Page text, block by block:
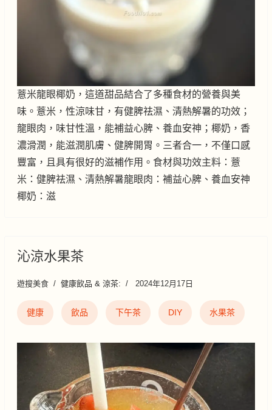
薏米龍眼椰奶，這道甜品結合了多種食材的營養與美
味。薏米，性涼味甘，有健脾祛濕、清熱解暑的功效；
龍眼肉，味甘性溫，能補益心脾、養血安神；椰奶，香
濃滑潤，能滋潤肌膚、健脾開胃。三者合一，不僅口感
豐富，且具有很好的滋補作用。食材與功效主料：薏
米：健脾祛濕、清熱解暑龍眼肉：補益心脾、養血安神
椰奶：滋
沁涼水果茶
遊搜美食 健康飲品 & 涼茶: 2024年12月17日
健康 飲品 下午茶 DIY 水果茶